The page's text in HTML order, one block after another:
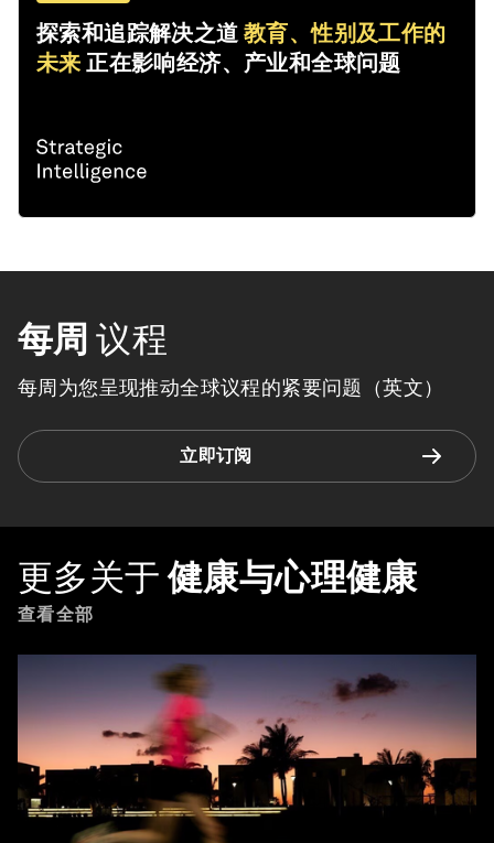
探索和追踪解决之道教育、性别及工作的
未来 正在影响经济、产业和全球问题
每周 议程
每周为您呈现推动全球议程的紧要问题（英文）
立即订阅
更多关于 健康与心理健康
查看全部